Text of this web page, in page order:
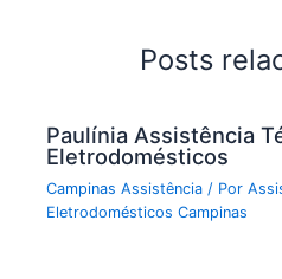
Posts
Paulínia Assistência
Eletrodomésticos
Campinas Assistência / Por
Eletrodomésticos Campinas